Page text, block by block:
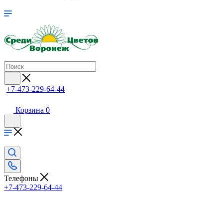
+7-473-229-64-44
Корзина 0
Телефоны
+7-473-229-64-44